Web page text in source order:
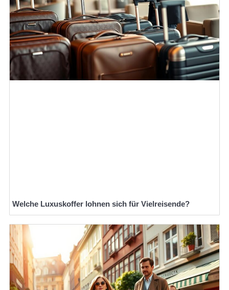
Welche Luxuskoffer lohnen sich für Vielreisende?